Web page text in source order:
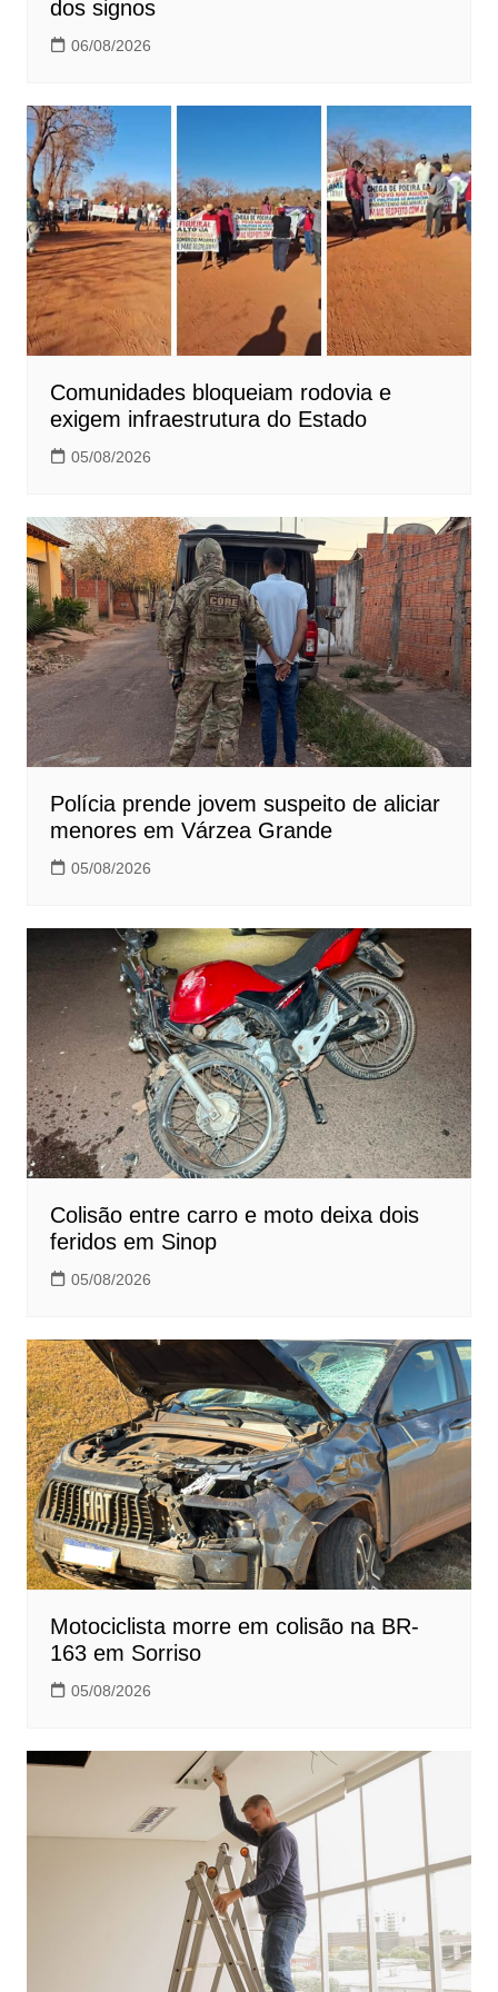
dos signos
06/08/2026
Comunidades bloqueiam rodovia e
exigem infraestrutura do Estado
05/08/2026
Polícia prende jovem suspeito de aliciar
menores em Várzea Grande
05/08/2026
Colisão entre carro e moto deixa dois
feridos em Sinop
05/08/2026
Motociclista morre em colisão na BR-
163 em Sorriso
05/08/2026